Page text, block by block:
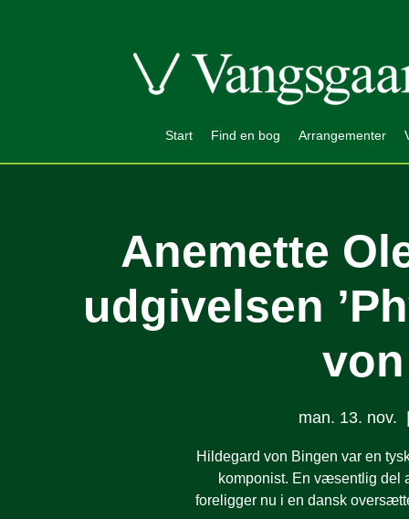
Start Find en bog Arrangementer
Anemette
udgivelsen
man. 13. nov.
Hildegard von Bingen var en
komponist. En væsentlig del
foreligger nu i en dansk